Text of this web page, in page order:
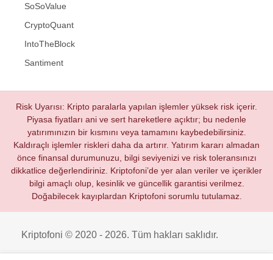
SoSoValue
CryptoQuant
IntoTheBlock
Santiment
Risk Uyarısı: Kripto paralarla yapılan işlemler yüksek risk içerir.
Piyasa fiyatları ani ve sert hareketlere açıktır; bu nedenle
yatırımınızın bir kısmını veya tamamını kaybedebilirsiniz.
Kaldıraçlı işlemler riskleri daha da artırır. Yatırım kararı almadan
önce finansal durumunuzu, bilgi seviyenizi ve risk toleransınızı
dikkatlice değerlendiriniz. Kriptofoni’de yer alan veriler ve içerikler
bilgi amaçlı olup, kesinlik ve güncellik garantisi verilmez.
Doğabilecek kayıplardan Kriptofoni sorumlu tutulamaz.
Kriptofoni © 2020 - 2026. Tüm hakları saklıdır.